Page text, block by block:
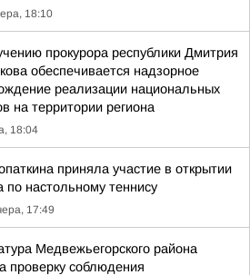
18:10
прокурора республики Дмитрия
обеспечивается надзорное
реализации национальных
на территории региона
18:04
приняла участие в открытии
по настольному теннису
17:49
Медвежьегорского района
проверку соблюдения